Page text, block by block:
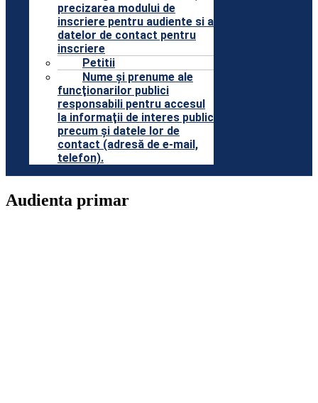
precizarea modului de
inscriere pentru audiente si a
datelor de contact pentru
inscriere
Petitii
Nume şi prenume ale
funcţionarilor publici
responsabili pentru accesul
la informaţii de interes public
precum şi datele lor de
contact (adresă de e-mail,
telefon).
Audienta primar